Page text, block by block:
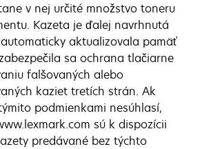
v nej určité množstvo toneru
Kazeta je ďalej navrhnutá
aktualizovala pamäť
sa ochrana tlačiarne
falšovaných alebo
kaziet tretích strán. Ak
podmienkami nesúhlasí,
sú k dispozícii
predávané bez týchto